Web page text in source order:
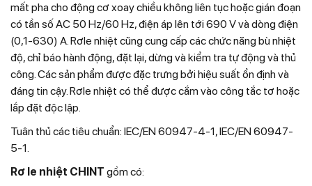
mất pha cho động cơ xoay chiều không liên tục hoặc gián đoạn
có tần số AC 50 Hz/60 Hz, điện áp lên tới 690 V và dòng điện
(0,1-630) A. Rơle nhiệt cũng cung cấp các chức năng bù nhiệt
độ, chỉ báo hành động, đặt lại, dừng và kiểm tra tự động và thủ
công. Các sản phẩm được đặc trưng bởi hiệu suất ổn định và
đáng tin cậy. Rơle nhiệt có thể được cắm vào công tắc tơ hoặc
lắp đặt độc lập.
Tuân thủ các tiêu chuẩn: IEC/EN 60947-4-1, IEC/EN 60947-
5-1.
Rơ le nhiệt CHINT gồm có: